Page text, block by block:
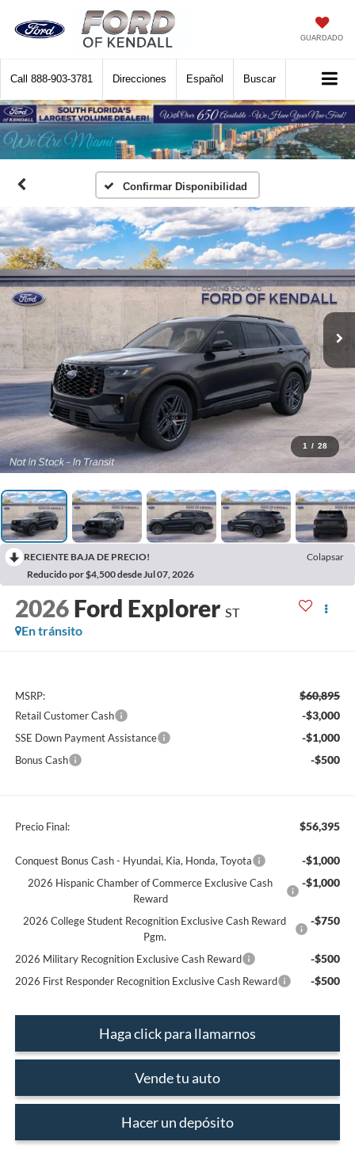
GUARDADO
Call 888-903-3781 Direcciones Español Buscar
Confirmar Disponibilidad
1 / 28
RECIENTE BAJA DE PRECIO!
Colapsar
Reducido por $4,500 desde Jul 07, 2026
2026 Ford Explorer ST
En tránsito
MSRP: $60,895
Retail Customer Cash -$3,000
SSE Down Payment Assistance -$1,000
Bonus Cash -$500
Precio Final: $56,395
Conquest Bonus Cash - Hyundai, Kia, Honda, Toyota -$1,000
2026 Hispanic Chamber of Commerce Exclusive Cash
Reward
-$1,000
2026 College Student Recognition Exclusive Cash Reward
Pgm.
-$750
2026 Military Recognition Exclusive Cash Reward -$500
2026 First Responder Recognition Exclusive Cash Reward -$500
Haga click para llamarnos
Vende tu auto
Hacer un depósito